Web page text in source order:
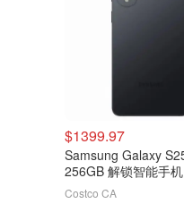
$1399.97
Samsung Galaxy S25 Edge
256GB 解锁智能手机
Costco CA